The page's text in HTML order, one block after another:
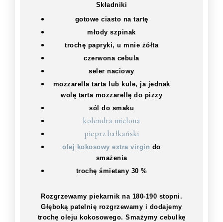
Składniki
gotowe ciasto na tartę
młody szpinak
trochę papryki, u mnie żółta
czerwona cebula
seler naciowy
mozzarella tarta lub kule, ja jednak
wolę tarta mozzarellę do pizzy
sól do smaku
kolendra mielona
pieprz bałkański
olej kokosowy extra virgin do
smażenia
trochę śmietany 30 %
Rozgrzewamy piekarnik na 180-190 stopni.
Głęboką patelnię rozgrzewamy i dodajemy
trochę oleju kokosowego. Smażymy cebulkę